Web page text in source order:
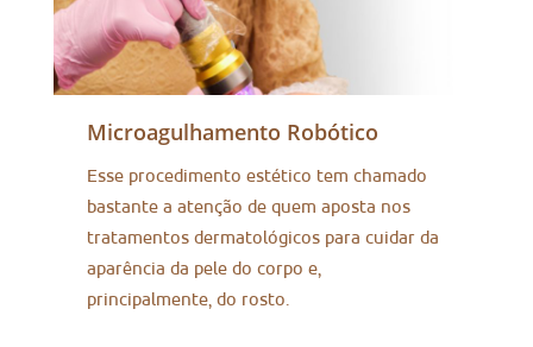
Microagulhamento Robótico
Esse procedimento estético tem chamado
bastante a atenção de quem aposta nos
tratamentos dermatológicos para cuidar da
aparência da pele do corpo e,
principalmente, do rosto.